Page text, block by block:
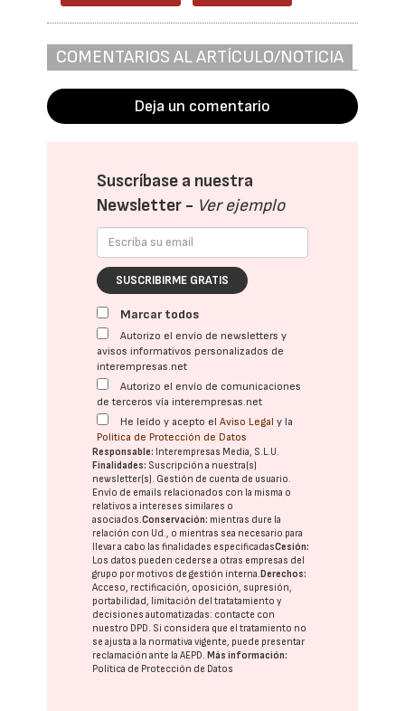
COMENTARIOS AL ARTÍCULO/NOTICIA
Deja un comentario
Suscríbase a nuestra
Newsletter - Ver ejemplo
SUSCRIBIRME GRATIS
Marcar todos
Autorizo el envío de newsletters y
avisos informativos personalizados de
interempresas.net
Autorizo el envío de comunicaciones
de terceros vía interempresas.net
He leído y acepto elAviso Legal y la
Política de Protección de Datos
Responsable: Interempresas Media, S.L.U.
Finalidades: Suscripción a nuestra(s)
newsletter(s). Gestión de cuenta de usuario.
Envío de emails relacionados con la misma o
relativos a intereses similares o
asociados.Conservación: mientras dure la
relación con Ud., o mientras sea necesario para
llevar a cabo las finalidades especificadasCesión:
Los datos pueden cederse a otras empresas del
grupo por motivos de gestión interna.Derechos:
Acceso, rectificación, oposición, supresión,
portabilidad, limitación del tratatamiento y
decisiones automatizadas: contacte con
nuestro DPD. Si considera que el tratamiento no
se ajusta a la normativa vigente, puede presentar
reclamación ante laAEPD.Más información:
Política de Protección de Datos